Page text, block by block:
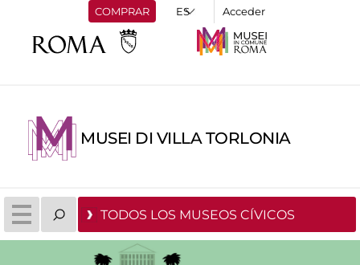
COMPRAR Acceder
MUSEI DI VILLA TORLONIA
TODOS LOS MUSEOS CÍVICOS